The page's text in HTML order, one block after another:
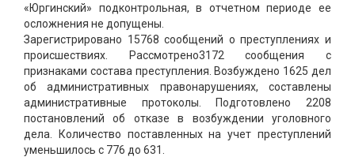
«Юргинский» подконтрольная, в отчетном периоде ее
осложнения не допущены.
Зарегистрировано 15768 сообщений о преступлениях и
происшествиях. Рассмотрено3172 сообщения с
признаками состава преступления. Возбуждено 1625 дел
об административных правонарушениях, составлены
административные протоколы. Подготовлено 2208
постановлений об отказе в возбуждении уголовного
дела. Количество поставленных на учет преступлений
уменьшилось с 776 до 631.